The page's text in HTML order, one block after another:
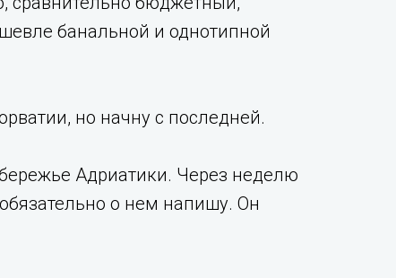
банальной и однотипной
но начну с последней.
Адриатики. Через неделю
о нем напишу. Он